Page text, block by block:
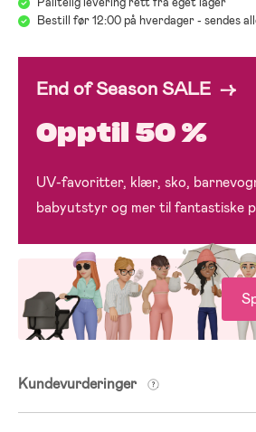
Bestill før 12:00 på hverdager - sendes
End of Season SALE →
Opptil 50 %
UV-favoritter, klær, sko,
babyutstyr og mer til fantastiske
Kundevurderinger